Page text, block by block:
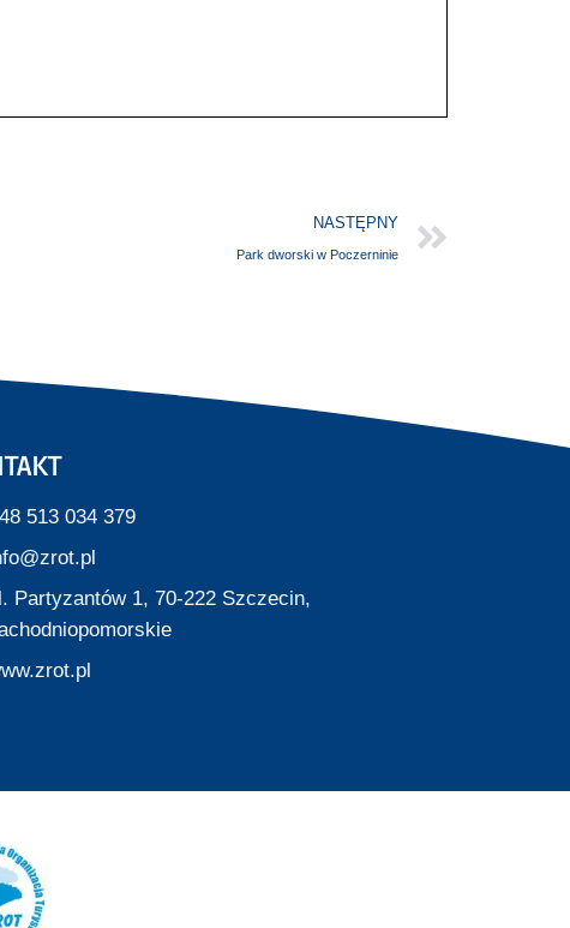
NASTĘPNY
Park dworski w Poczerninie
513 034 379
Partyzantów 1, 70-222 Szczecin,